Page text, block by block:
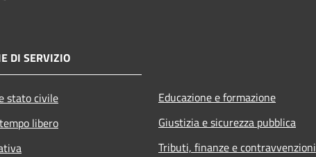
DI SERVIZIO
stato civile
libero
Educazione e formazione
Giustizia e sicurezza pubblica
Tributi, finanze e contravvenzioni